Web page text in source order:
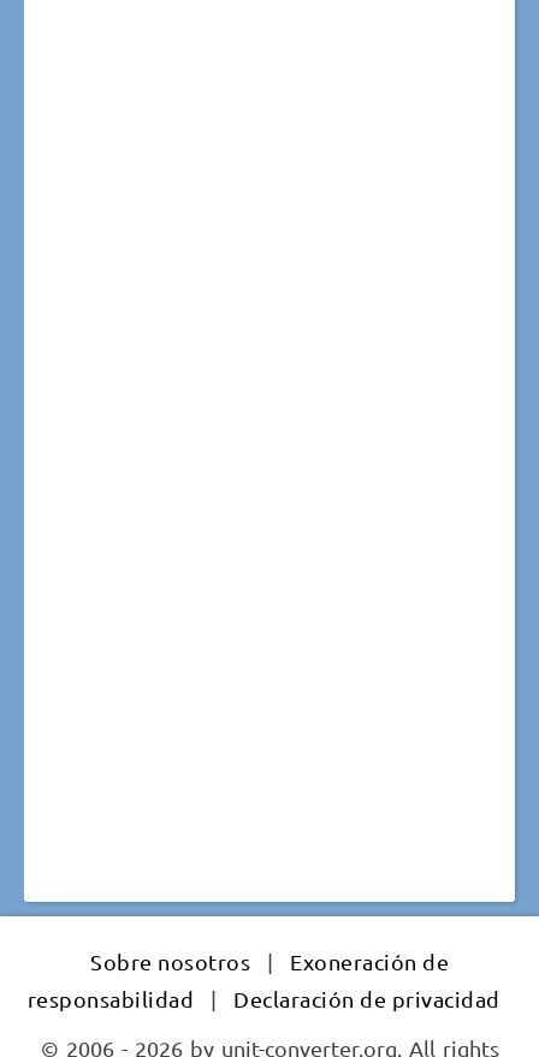
Sobre nosotros |
Exoneración de
responsabilidad
|
Declaración de privacidad
© 2006 - 2026 by unit-converter.org. All rights